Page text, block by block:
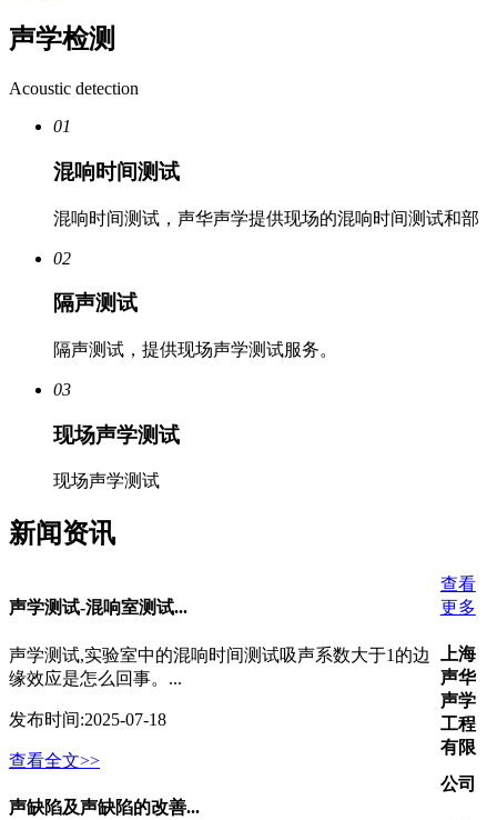
声学检测
Acoustic detection
01
混响时间测试
混响时间测试，声华声学提供现场的混响时间测试和部
02
隔声测试
隔声测试，提供现场声学测试服务。
03
现场声学测试
现场声学测试
新闻资讯
声学测试-混响室测试...
声学测试,实验室中的混响时间测试吸声系数大于1的边
缘效应是怎么回事。...
发布时间:2025-07-18
查看全文>>
声缺陷及声缺陷的改善...
查看
更多
上海
声华
声学
工程
有限
公司